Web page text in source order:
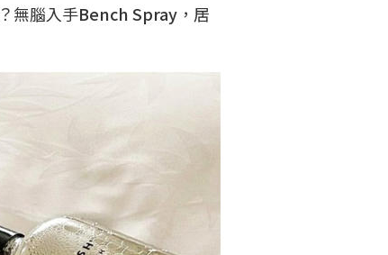
無腦入手Bench Spray ，居